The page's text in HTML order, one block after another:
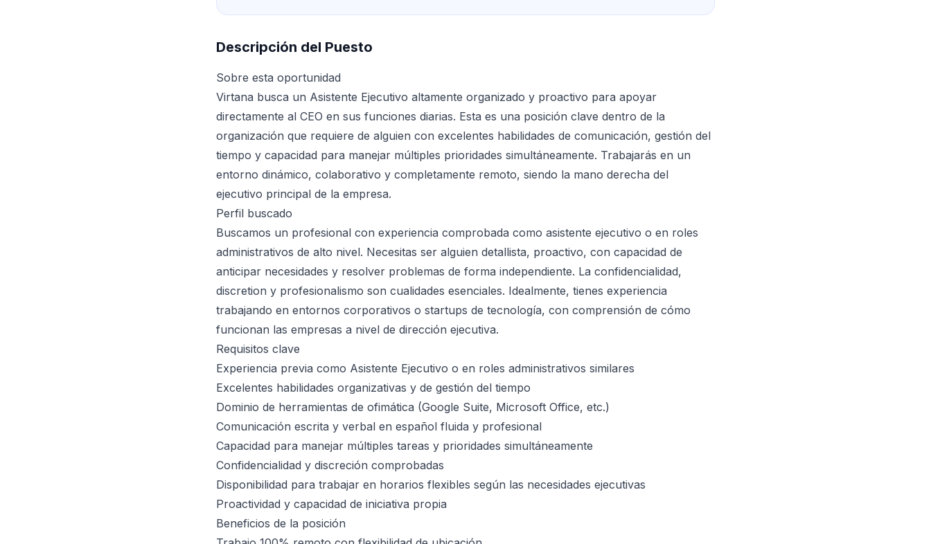
Descripción del Puesto
Sobre esta oportunidad
Virtana busca un Asistente Ejecutivo altamente organizado y proactivo para apoyar
directamente al CEO en sus funciones diarias. Esta es una posición clave dentro de la
organización que requiere de alguien con excelentes habilidades de comunicación, gestión del
tiempo y capacidad para manejar múltiples prioridades simultáneamente. Trabajarás en un
entorno dinámico, colaborativo y completamente remoto, siendo la mano derecha del
ejecutivo principal de la empresa.
Perfil buscado
Buscamos un profesional con experiencia comprobada como asistente ejecutivo o en roles
administrativos de alto nivel. Necesitas ser alguien detallista, proactivo, con capacidad de
anticipar necesidades y resolver problemas de forma independiente. La confidencialidad,
discretion y profesionalismo son cualidades esenciales. Idealmente, tienes experiencia
trabajando en entornos corporativos o startups de tecnología, con comprensión de cómo
funcionan las empresas a nivel de dirección ejecutiva.
Requisitos clave
Experiencia previa como Asistente Ejecutivo o en roles administrativos similares
Excelentes habilidades organizativas y de gestión del tiempo
Dominio de herramientas de ofimática (Google Suite, Microsoft Office, etc.)
Comunicación escrita y verbal en español fluida y profesional
Capacidad para manejar múltiples tareas y prioridades simultáneamente
Confidencialidad y discreción comprobadas
Disponibilidad para trabajar en horarios flexibles según las necesidades ejecutivas
Proactividad y capacidad de iniciativa propia
Beneficios de la posición